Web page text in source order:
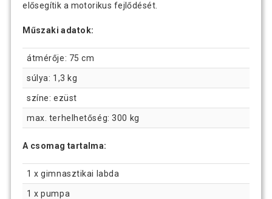
elősegítik a motorikus fejlődését.
Műszaki adatok:
átmérője: 75 cm
súlya: 1,3 kg
színe: ezüst
max. terhelhetőség: 300 kg
A csomag tartalma:
1 x gimnasztikai labda
1 x pumpa